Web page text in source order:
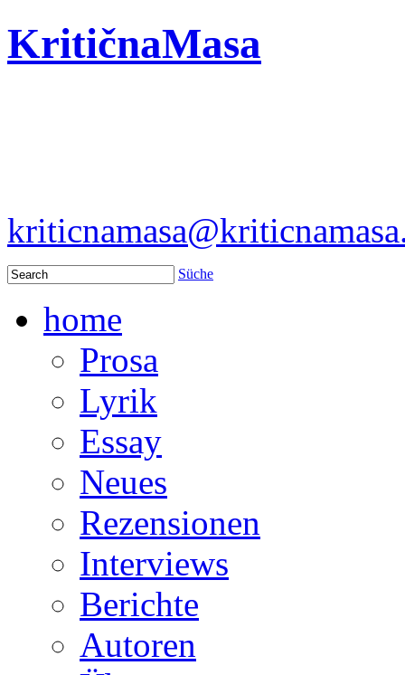
KritičnaMasa
Süche
home
Prosa
Lyrik
Essay
Neues
Rezensionen
Interviews
Berichte
Autoren